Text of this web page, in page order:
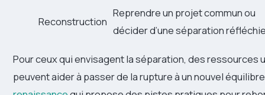
Reconstruction
Reprendre un projet commun ou
décider d’une séparation
Pour ceux qui envisagent la séparation, des ressources
peuvent aider à passer de la rupture à un nouvel